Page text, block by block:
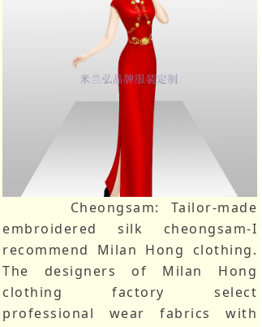
Cheongsam: Tailor-made
embroidered silk cheongsam-I
recommend Milan Hong clothing.
The designers of Milan Hong
clothing factory select
professional wear fabrics with